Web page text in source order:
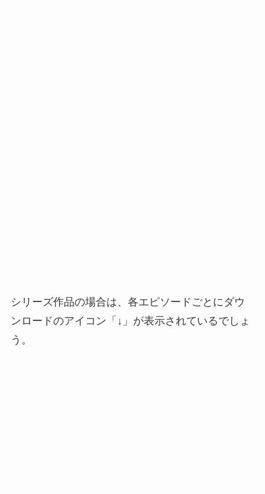
シリーズ作品の場合は、各エピソードごとにダウ
ンロードのアイコン「↓」が表示されているでしょ
う。